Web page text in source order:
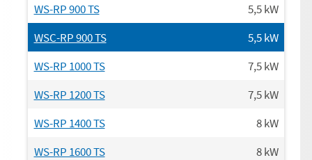
WS-RP 900 TS
5,5kW
WSC-RP 900 TS
5,5kW
WS-RP 1000 TS
7,5kW
WS-RP 1200 TS
7,5kW
WS-RP 1400 TS
8kW
WS-RP 1600 TS
8kW